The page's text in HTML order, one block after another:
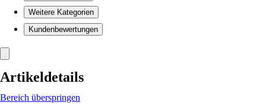
Weitere Kategorien
Kundenbewertungen
Artikeldetails
Bereich überspringen